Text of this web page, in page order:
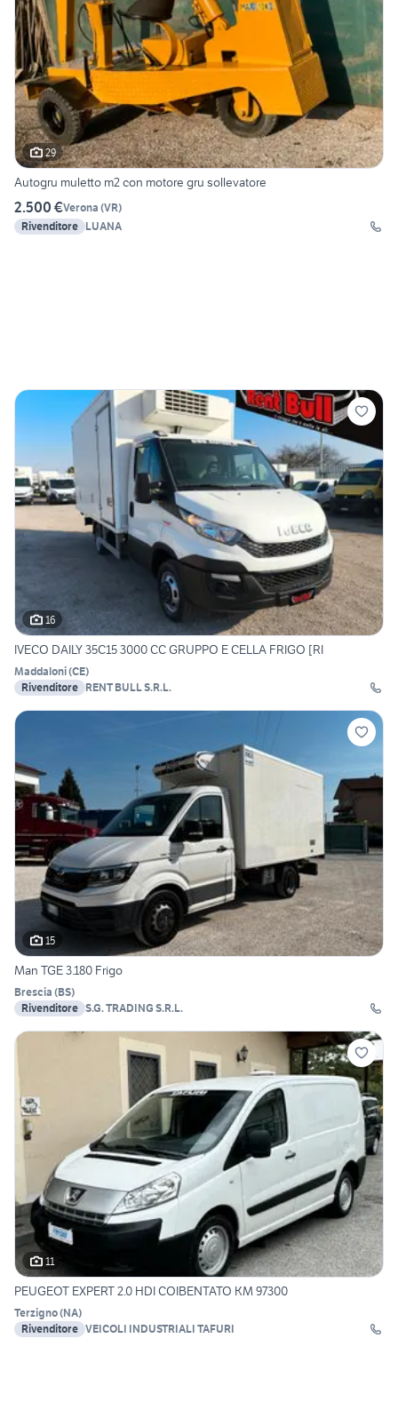
29
Autogru muletto m2 con motore gru sollevatore
2.500 €Verona (VR)
Rivenditore LUANA
16
IVECO DAILY 35C15 3000 CC GRUPPO E CELLA FRIGO [RI
Maddaloni(CE)
Rivenditore RENT BULL S.R.L.
15
Man TGE 3.180 Frigo
Brescia (BS)
Rivenditore S.G. TRADING S.R.L.
11
PEUGEOT EXPERT 2.0 HDI COIBENTATO KM 97300
Terzigno(NA)
Rivenditore VEICOLI INDUSTRIALI TAFURI